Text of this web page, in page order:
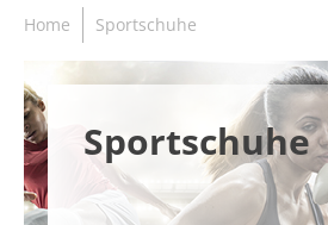
Home Sportschuhe
Sportschuhe